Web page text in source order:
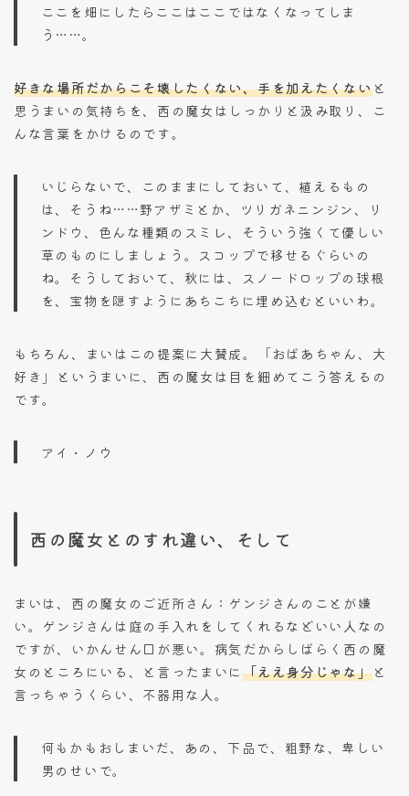
ここを畑にしたらここはここではなくなってしま
う……。
好きな場所だからこそ壊したくない、手を加えたくないと
思うまいの気持ちを、西の魔女はしっかりと汲み取り、こ
んな言葉をかけるのです。
いじらないで、このままにしておいて、植えるもの
は、そうね……野アザミとか、ツリガネニンジン、リ
ンドウ、色んな種類のスミレ、そういう強くて優しい
草のものにしましょう。スコップで移せるぐらいの
ね。そうしておいて、秋には、スノードロップの球根
を、宝物を隠すようにあちこちに埋め込むといいわ。
もちろん、まいはこの提案に大賛成。「おばあちゃん、大
好き」というまいに、西の魔女は目を細めてこう答えるの
です。
アイ・ノウ
西の魔女とのすれ違い、そして
まいは、西の魔女のご近所さん：ゲンジさんのことが嫌
い。ゲンジさんは庭の手入れをしてくれるなどいい人なの
ですが、いかんせん口が悪い。病気だからしばらく西の魔
女のところにいる、と言ったまいに「ええ身分じゃな」と
言っちゃうくらい、不器用な人。
何もかもおしまいだ、あの、下品で、粗野な、卑しい
男のせいで。